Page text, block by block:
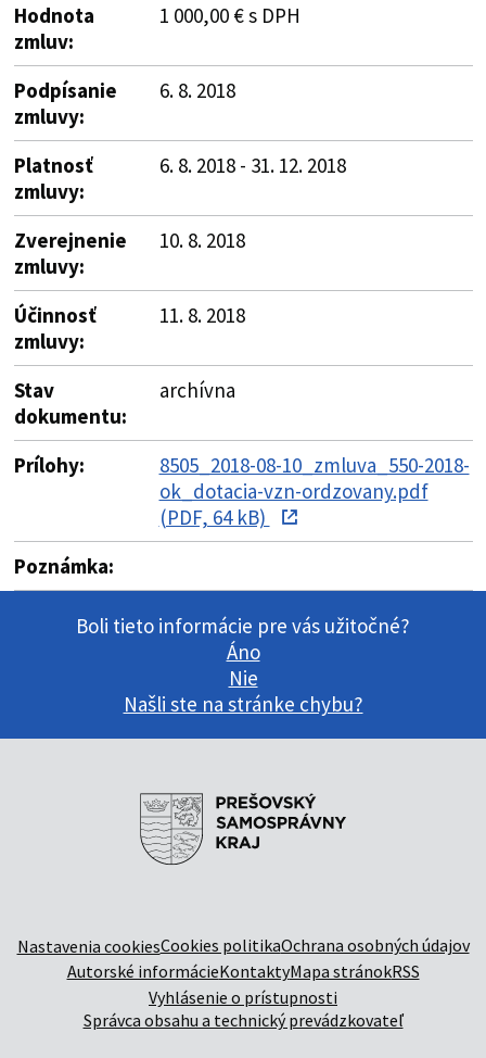
Hodnota
zmluv:
1 000,00 € s DPH
Podpísanie
zmluvy:
6. 8. 2018
Platnosť
zmluvy:
6. 8. 2018 - 31. 12. 2018
Zverejnenie
zmluvy:
10. 8. 2018
Účinnosť
zmluvy:
11. 8. 2018
Stav
dokumentu:
archívna
Prílohy:
8505_2018-08-10_zmluva_550-2018-
ok_dotacia-vzn-ordzovany.pdf
(PDF, 64 kB)
Poznámka:
Boli tieto informácie pre vás užitočné?
Áno
Nie
Našli ste na stránke chybu?
Nastavenia cookiesCookies politikaOchrana osobných údajov
Autorské informácieKontaktyMapa stránokRSS
Vyhlásenie o prístupnosti
Správca obsahu a technický prevádzkovateľ